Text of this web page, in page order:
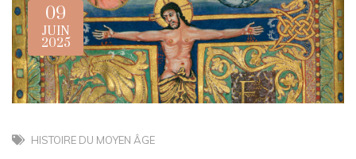
09
JUIN
2025
HISTOIRE DU MOYEN ÂGE